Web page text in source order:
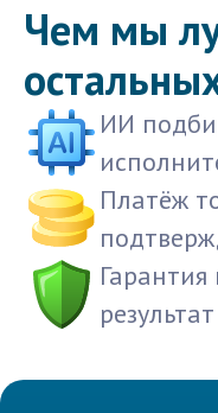
Чем мы
ИИ
Платёж
Гарантия